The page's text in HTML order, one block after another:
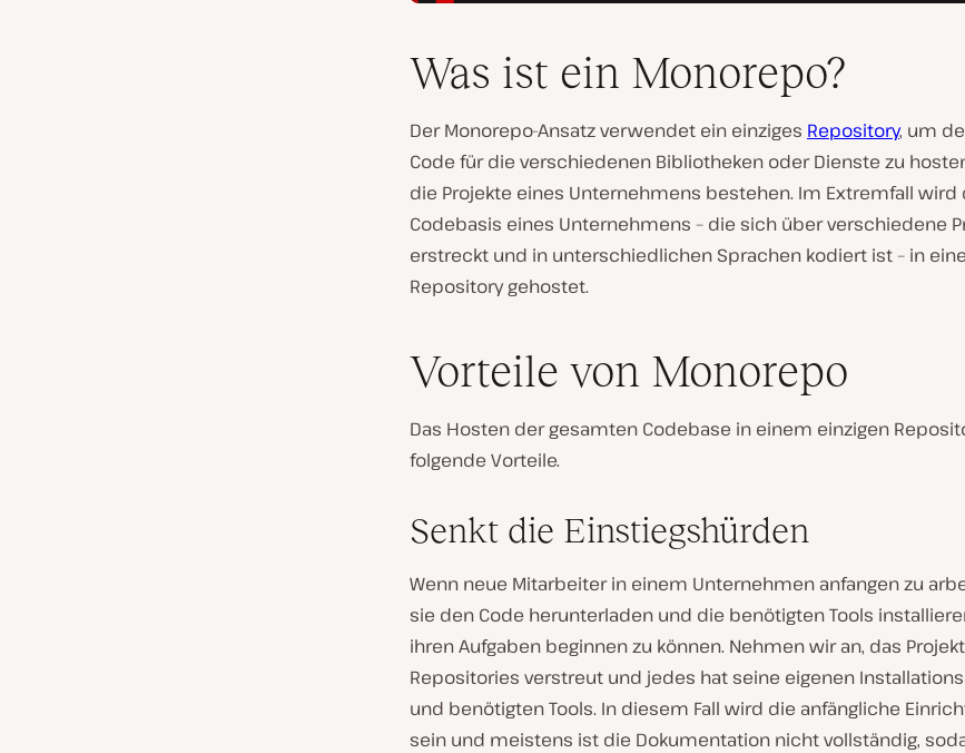
Was ist ein Monorepo?
Der Monorepo-Ansatz verwendet ein einziges Repository, um
Code für die verschiedenen Bibliotheken oder Dienste zu
die Projekte eines Unternehmens bestehen. Im Extremfall wird
Codebasis eines Unternehmens – die sich über verschiedene
erstreckt und in unterschiedlichen Sprachen kodiert ist – in
Repository gehostet.
Vorteile von Monorepo
Das Hosten der gesamten Codebase in einem einzigen
folgende Vorteile.
Senkt die Einstiegshürden
Wenn neue Mitarbeiter in einem Unternehmen anfangen zu
sie den Code herunterladen und die benötigten Tools
ihren Aufgaben beginnen zu können. Nehmen wir an, das
Repositories verstreut und jedes hat seine eigenen
und benötigten Tools. In diesem Fall wird die anfängliche
sein und meistens ist die Dokumentation nicht vollständig,